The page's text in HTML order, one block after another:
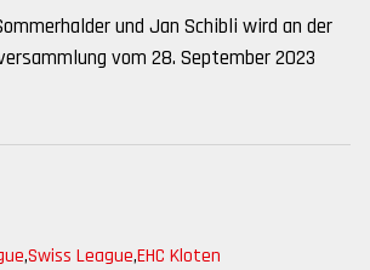
und Jan Schibli wird an der
vom 28. September 2023
,Swiss League,EHC Kloten